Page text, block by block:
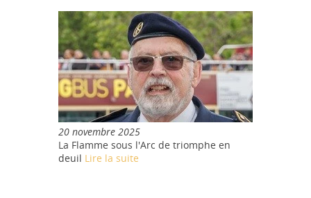
20 novembre 2025
La Flamme sous l'Arc de triomphe en
deuil Lire la suite